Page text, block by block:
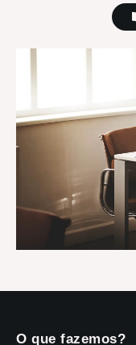
O que fazemos?